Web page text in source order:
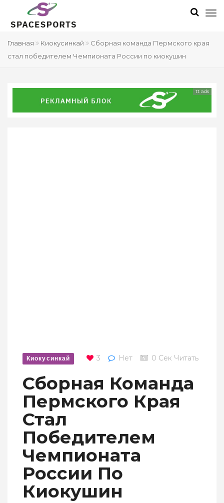
Главная Киокусинкай
Сборная команда Пермского края
стал победителем Чемпионата России по киокушин
tt ads
Киокусинкай 3 Нет 0 Сек Читать
Сборная Команда
Пермского Края
Стал
Победителем
Чемпионата
России По
Киокушин